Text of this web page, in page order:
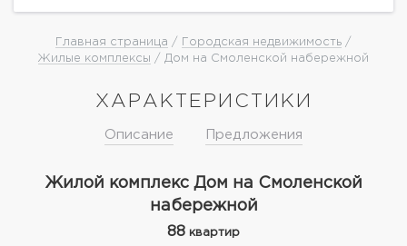
Главная страница / Городская недвижимость /
Жилые комплексы / Дом на Смоленской набережной
ХАРАКТЕРИСТИКИ
Описание Предложения
Жилой комплекс Дом на Смоленской
набережной
88 квартир